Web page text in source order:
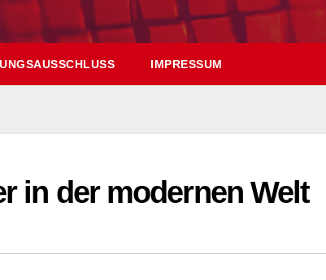
IMPRESSUM
in der modernen Welt